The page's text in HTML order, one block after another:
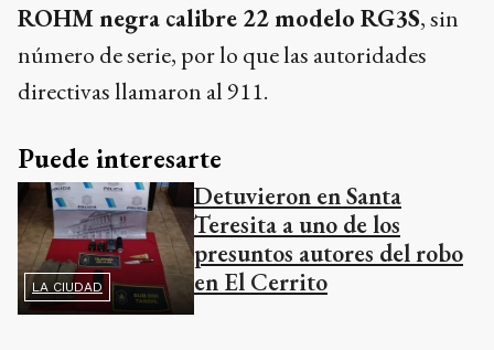
ROHM negra calibre 22 modelo RG3S, sin
número de serie, por lo que las autoridades
directivas llamaron al 911.
Puede interesarte
LA CIUDAD
Detuvieron en Santa
Teresita a uno de los
presuntos autores del robo
en El Cerrito